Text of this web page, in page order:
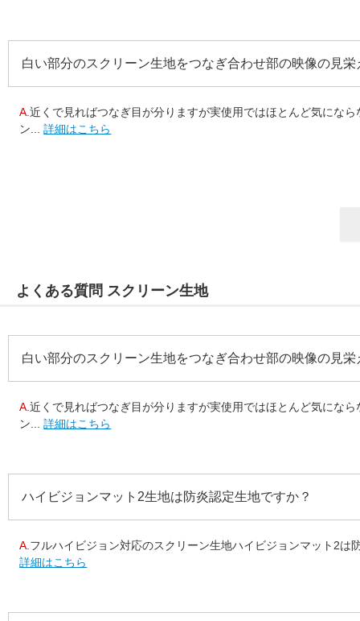
白い部分のスクリーン生地をつなぎ合わせ部の映像の見栄
A.近くで見ればつなぎ目が分りますが実使用ではほとんど気にな
ン...詳細はこちら
よくある質問 スクリーン生地
白い部分のスクリーン生地をつなぎ合わせ部の映像の見栄
A.近くで見ればつなぎ目が分りますが実使用ではほとんど気にな
ン...詳細はこちら
ハイビジョンマット2生地は防炎認定生地ですか？
A.フルハイビジョン対応のスクリーン生地ハイビジョンマット2
詳細はこちら